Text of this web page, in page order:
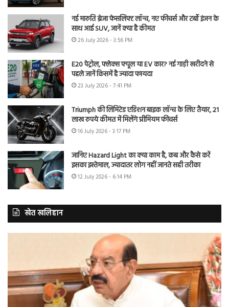
नई मारुति ब्रेजा फेसलिफ्ट लॉन्च, नए फीचर्स और टर्बो इंजन के
साथ आई SUV, जानें क्या है कीमत
26 July 2026 - 3:56 PM
E20 पेट्रोल, फ्लेक्स फ्यूल या EV कार? नई गाड़ी खरीदने से
पहले जानें किसमें है ज्यादा फायदा
23 July 2026 - 7:41 PM
Triumph की लिमिटेड एडिशन बाइक लॉन्च के लिए तैयार, 21
लाख रुपये कीमत में मिलेंगे प्रीमियम फीचर्स
16 July 2026 - 3:17 PM
जानिए Hazard Light का क्या काम है, कब और कैसे करें
इसका इस्तेमाल, ज्यादातर लोग नहीं जानते सही तरीका
12 July 2026 - 6:14 PM
खेत खलिहान